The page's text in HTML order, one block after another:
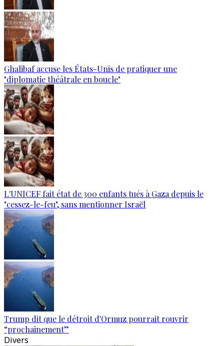
Ghalibaf accuse les États-Unis de pratiquer une
"diplomatie théâtrale en boucle"
L'UNICEF fait état de 300 enfants tués à Gaza depuis le
"cessez-le-feu", sans mentionner Israël
Trump dit que le détroit d'Ormuz pourrait rouvrir
“prochainement”
Divers